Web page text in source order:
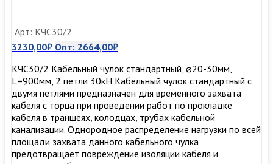
Арт: КЧС30/2
3230,00₽ Опт: 2664,00₽
КЧС30/2 Кабельный чулок стандартный, ⌀20-30мм,
L=900мм, 2 петли 30кН Кабельный чулок стандартный с
двумя петлями предназначен для временного захвата
кабеля с торца при проведении работ по прокладке
кабеля в траншеях, колодцах, трубах кабельной
канализации. Однородное распределение нагрузки по всей
площади захвата данного кабельного чулка
предотвращает повреждение изоляции кабеля и